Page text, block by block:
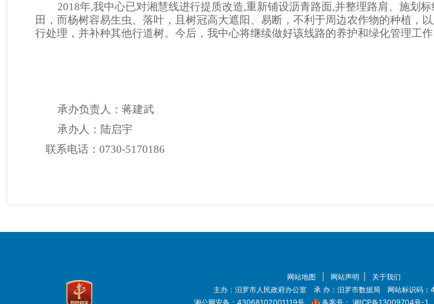
2018年,我中心已对湘慧线进行提质改造,重新铺设沥青路面,并整理路肩、施划
田，而杨树容易生虫、落叶，且树冠高大遮阳、易断，不利于周边农作物的种植，
行处理，并补种其他行道树。今后，我中心将继续做好该线路的养护和绿化管理工作
承办负责人：蒋建武
承办人：陆启宇
联系电话： 0730-5170186
网站地图 网站声明
关于我们
主办：汨罗市人民政府办公室 承 办：汨罗市数据局 网站标识码：
湘公网安备：43068102001119号
备案号： 湘ICP备13009704号-1